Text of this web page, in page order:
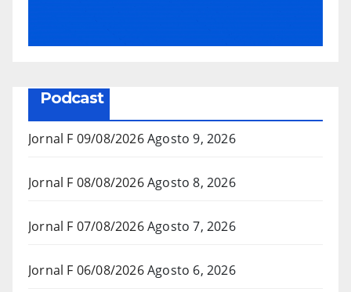
Podcast
Jornal F 09/08/2026Agosto 9, 2026
Jornal F 08/08/2026Agosto 8, 2026
Jornal F 07/08/2026Agosto 7, 2026
Jornal F 06/08/2026Agosto 6, 2026